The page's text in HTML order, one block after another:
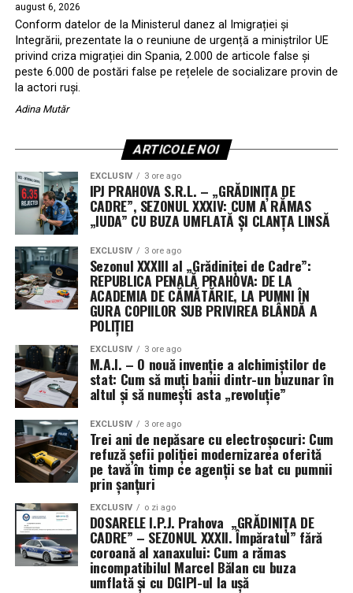
august 6, 2026
Conform datelor de la Ministerul danez al Imigrației și
Integrării, prezentate la o reuniune de urgență a miniștrilor UE
privind criza migrației din Spania, 2.000 de articole false și
peste 6.000 de postări false pe rețelele de socializare provin de
la actori ruși.
Adina Mutăr
ARTICOLE NOI
EXCLUSIV 3 ore ago
IPJ PRAHOVA S.R.L. – „GRĂDINIȚA DE
CADRE”, SEZONUL XXXIV: CUM A RĂMAS
„IUDA” CU BUZA UMFLATĂ ȘI CLANȚA LINSĂ
EXCLUSIV 3 ore ago
Sezonul XXXIII al „Grădiniței de Cadre”:
REPUBLICA PENALĂ PRAHOVA: DE LA
ACADEMIA DE CĂMĂTĂRIE, LA PUMNI ÎN
GURA COPIILOR SUB PRIVIREA BLÂNDĂ A
POLIȚIEI
EXCLUSIV 3 ore ago
M.A.I. – O nouă invenție a alchimiștilor de
stat: Cum să muți banii dintr-un buzunar în
altul și să numești asta „revoluție”
EXCLUSIV 3 ore ago
Trei ani de nepăsare cu electroșocuri: Cum
refuză șefii poliției modernizarea oferită
pe tavă în timp ce agenții se bat cu pumnii
prin șanțuri
EXCLUSIV o zi ago
DOSARELE I.P.J. Prahova „GRĂDINIȚA DE
CADRE” – SEZONUL XXXII. Împăratul” fără
coroană al xanaxului: Cum a rămas
incompatibilul Marcel Bălan cu buza
umflată și cu DGIPI-ul la ușă